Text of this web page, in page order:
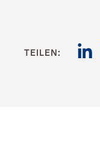
TEILEN: